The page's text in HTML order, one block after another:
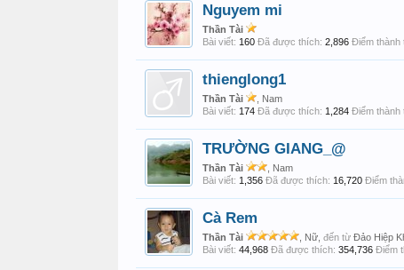
Nguyem mi
Thần Tài
Bài viết: 160 Đã được thích: 2,896 Điểm thành
thienglong1
Thần Tài
, Nam
Bài viết: 174 Đã được thích: 1,284 Điểm thành
TRƯỜNG GIANG_@
Thần Tài
, Nam
Bài viết: 1,356 Đã được thích: 16,720 Điểm
Cà Rem
Thần Tài , Nữ, đến từ Đảo Hiệp
Bài viết: 44,968 Đã được thích: 354,736 Điểm